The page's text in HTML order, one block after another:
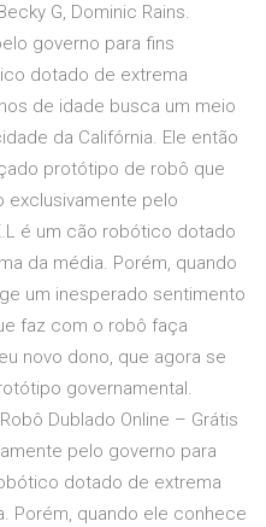
G, Dominic Rains.
governo para fins
dotado de extrema
de idade busca um meio
da Califórnia. Ele então
protótipo de robô que
exclusivamente pelo
é um cão robótico dotado
da média. Porém, quando
um inesperado sentimento
faz com o robô faça
novo dono, que agora se
governamental.
Dublado Online – Grátis
pelo governo para
dotado de extrema
Porém, quando ele conhece